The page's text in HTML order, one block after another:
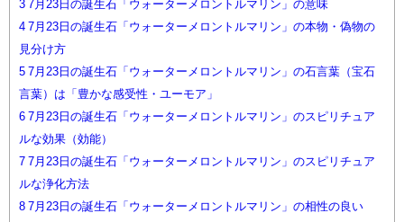
3 7月23日の誕生石「ウォーターメロントルマリン」の意味
4 7月23日の誕生石「ウォーターメロントルマリン」の本物・偽物の
見分け方
5 7月23日の誕生石「ウォーターメロントルマリン」の石言葉（宝石
言葉）は「豊かな感受性・ユーモア」
6 7月23日の誕生石「ウォーターメロントルマリン」のスピリチュア
ルな効果（効能）
7 7月23日の誕生石「ウォーターメロントルマリン」のスピリチュア
ルな浄化方法
8 7月23日の誕生石「ウォーターメロントルマリン」の相性の良い